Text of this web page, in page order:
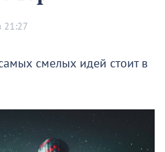
21:27
смелых идей стоит в